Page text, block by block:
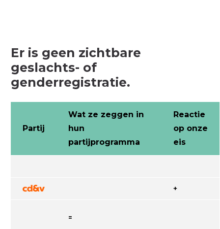
Er is geen zichtbare
geslachts- of
genderregistratie.
Partij
Wat ze zeggen in
hun
partijprogramma
Reactie
op onze
eis
+
=